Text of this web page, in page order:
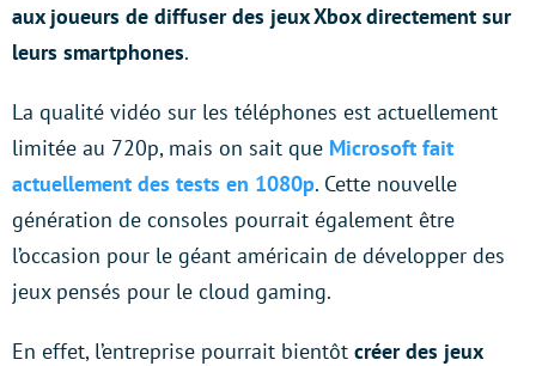
aux joueurs de diffuser des jeux Xbox directement sur
leurs smartphones.
La qualité vidéo sur les téléphones est actuellement
limitée au 720p, mais on sait que Microsoft fait
actuellement des tests en 1080p. Cette nouvelle
génération de consoles pourrait également être
l’occasion pour le géant américain de développer des
jeux pensés pour le cloud gaming.
En effet, l’entreprise pourrait bientôt créer des jeux